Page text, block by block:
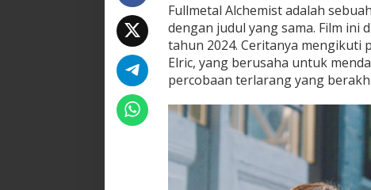
Fullmetal Alchemist adalah
dengan judul yang sama. Film ini
tahun 2024. Ceritanya mengikuti
Elric, yang berusaha untuk
percobaan terlarang yang